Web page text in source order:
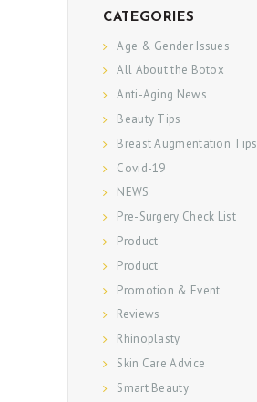
CATEGORIES
Age & Gender Issues
All About the Botox
Anti-Aging News
Beauty Tips
Breast Augmentation Tips
Covid-19
NEWS
Pre-Surgery Check List
Product
Product
Promotion & Event
Reviews
Rhinoplasty
Skin Care Advice
Smart Beauty